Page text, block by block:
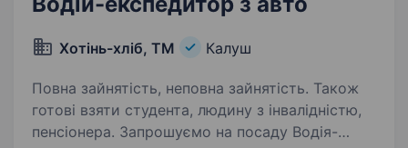
Хотінь-хліб, ТМ Калуш
Повна зайнятість, неповна зайнятість. Також
готові взяти студента, людину з інвалідністю,
пенсіонера. Запрошуємо на посаду Водія-